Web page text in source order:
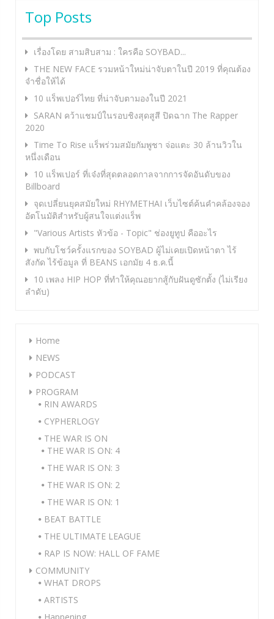
Top Posts
เรื่องโดย สามสิบสาม : ใครคือ SOYBAD...
THE NEW FACE รวมหน้าใหม่น่าจับตาในปี 2019 ที่คุณต้อง
จำชื่อให้ได้
10 แร็พเปอร์ไทย ที่น่าจับตามองในปี 2021
SARAN คว้าแชมป์ในรอบชิงสุดสูสี ปิดฉาก The Rapper
2020
Time To Rise แร็พร่วมสมัยกัมพูชา จ่อแตะ 30 ล้านวิวใน
หนึ่งเดือน
10 แร็พเปอร์ ที่เจ๋งที่สุดตลอดกาลจากการจัดอันดับของ
Billboard
จุดเปลี่ยนยุคสมัยใหม่ RHYMETHAI เว็บไซต์ค้นคำคล้องจอง
อัตโนมัติสำหรับผู้สนใจแต่งแร็พ
"Various Artists หัวข้อ - Topic" ช่องยูทูป คืออะไร
พบกับโชว์ครั้งแรกของ SOYBAD ผู้ไม่เคยเปิดหน้าตา ไร้
สังกัด ไร้ข้อมูล ที่ BEANS เอกมัย 4 ธ.ค.นี้
10 เพลง HIP HOP ที่ทำให้คุณอยากสู้กับฝันดูซักตั้ง (ไม่เรียง
ลำดับ)
Home
NEWS
PODCAST
PROGRAM
RIN AWARDS
CYPHERLOGY
THE WAR IS ON
THE WAR IS ON: 4
THE WAR IS ON: 3
THE WAR IS ON: 2
THE WAR IS ON: 1
BEAT BATTLE
THE ULTIMATE LEAGUE
RAP IS NOW: HALL OF FAME
COMMUNITY
WHAT DROPS
ARTISTS